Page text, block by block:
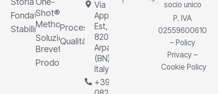
Fondatore
Stabilimenti
Shot®
Method
Soluzioni
Brevettate
Prodotti
Processi
Qualità
Via
Appia
Est, 1,
82011
Arpaia
(BN),
Italy
+39
socio unico
P. IVA
02559600610
–Policy
Privacy –
Cookie Policy